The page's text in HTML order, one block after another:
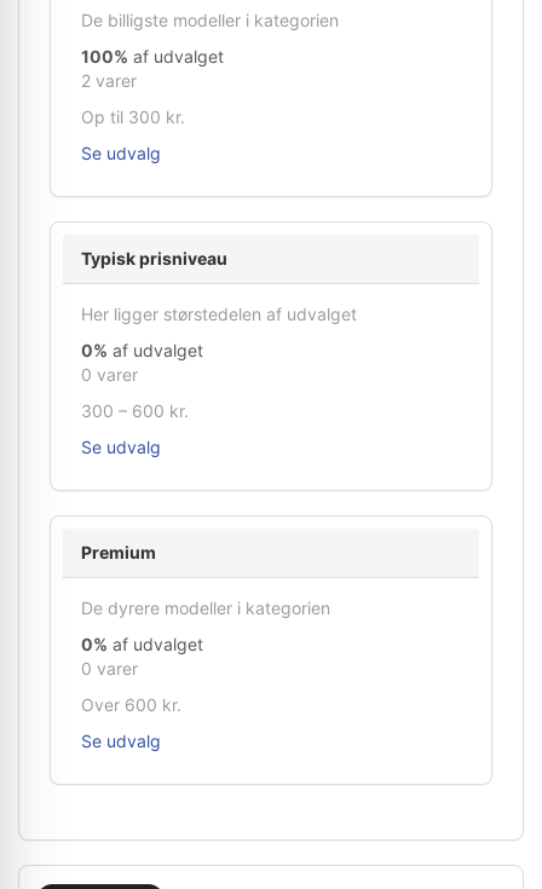
De billigste modeller i kategorien
100% af udvalget
2 varer
Op til 300 kr.
Se udvalg
Typisk prisniveau
Her ligger størstedelen af udvalget
0% af udvalget
0 varer
300 – 600 kr.
Se udvalg
Premium
De dyrere modeller i kategorien
0% af udvalget
0 varer
Over 600 kr.
Se udvalg